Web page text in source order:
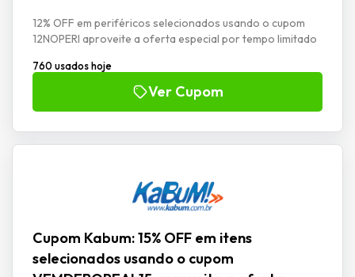
12% OFF em periféricos selecionados usando o cupom
12NOPERI aproveite a oferta especial por tempo limitado
760 usados hoje
Ver Cupom
Cupom Kabum: 15% OFF em itens
selecionados usando o cupom